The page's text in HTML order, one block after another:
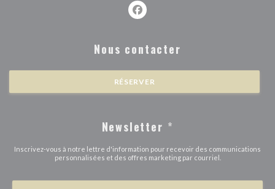
Facebook ((ouvre une nouvelle
Nous contacter
RÉSERVER
Newsletter *
Inscrivez-vous à notre lettre d'information pour recevoir des communications
personnalisées et des offres marketing par courriel.